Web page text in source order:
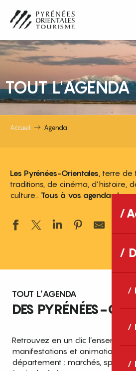
contenu
principal
TOUT L'AGENDA
Accueil Agenda
Les Pyrénées-Orientales , terre
traditions, de cinéma, d’histoire,
culture… Tous à vos agendas !
TOUT L'AGENDA
DES PYRÉNÉES-
Retrouvez en un clic l’ensemble
manifestations et animations
département : marchés,